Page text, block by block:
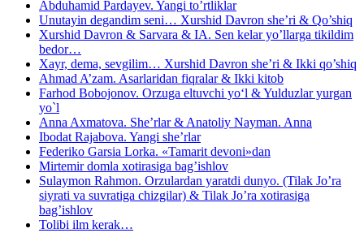
Abduhamid Pardayev. Yangi to’rtliklar
Unutayin degandim seni… Xurshid Davron she’ri & Qo’shiq
Xurshid Davron & Sarvara & IA. Sen kelar yo’llarga tikildim
bedor…
Xayr, dema, sevgilim… Xurshid Davron she’ri & Ikki qo’shiq
Ahmad A’zam. Asarlaridan fiqralar & Ikki kitob
Farhod Bobojonov. Orzuga eltuvchi yo‘l & Yulduzlar yurgan
yo`l
Anna Axmatova. She’rlar & Anatoliy Nayman. Anna
Ibodat Rajabova. Yangi she’rlar
Federiko Garsia Lorka. «Tamarit devoni»dan
Mirtemir domla xotirasiga bag’ishlov
Sulaymon Rahmon. Orzulardan yaratdi dunyo. (Tilak Jo’ra
siyrati va suvratiga chizgilar) & Tilak Jo’ra xotirasiga
bag’ishlov
Tolibi ilm kerak…